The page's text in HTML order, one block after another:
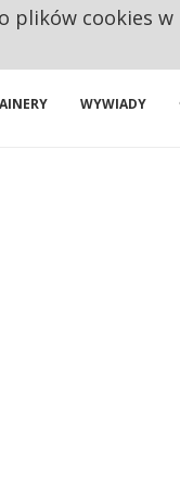
WYWIADY
plików cookies w